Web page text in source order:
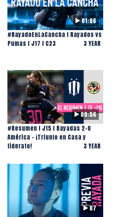
01:06
#RayadoEnLaCancha l Rayados vs
Pumas l J17 l C23
3 YEAR
09:56
#Resumen l J15 l Rayadas 2-0
América - ¡Triunfo en Casa y
liderato!
3 YEAR
07